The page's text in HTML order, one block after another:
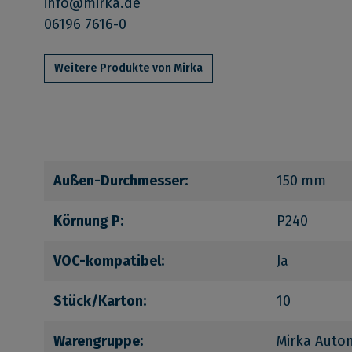
06196 7616-0
Weitere Produkte von Mirka
Außen-Durchmesser: 150 mm
Körnung P: P240
VOC-kompatibel: Ja
Stück/Karton: 10
Warengruppe: Mirka